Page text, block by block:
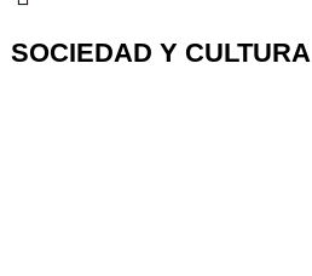
SOCIEDAD Y CULTURA